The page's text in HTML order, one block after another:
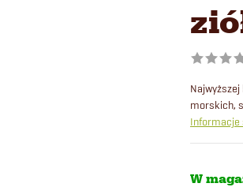
morskich,
Informacje
W